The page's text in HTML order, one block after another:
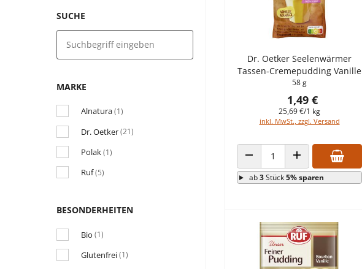
SUCHE
MARKE
Alnatura(1)
Dr. Oetker(21)
Polak(1)
Ruf(5)
BESONDERHEITEN
Bio (1)
Glutenfrei(1)
Dr. Oetker Seelenwärmer
Tassen-Cremepudding Vanille
58 g
1,49 €
25,69 €/1 kg
inkl. MwSt., zzgl. Versand
ANZAHL VERRINGERNANZAHL ERHÖHEN
ab3Stück5% sparen